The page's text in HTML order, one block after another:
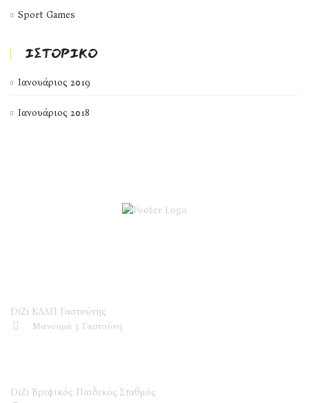
Sport Games
ΙΣΤΟΡΙΚΌ
Ιανουάριος 2019
Ιανουάριος 2018
DiZi ΚΔΑΠ Γαστούνης
Μανουρά 3 Γαστούνη
DiZi Βρεφικός Παιδικός Σταθμός